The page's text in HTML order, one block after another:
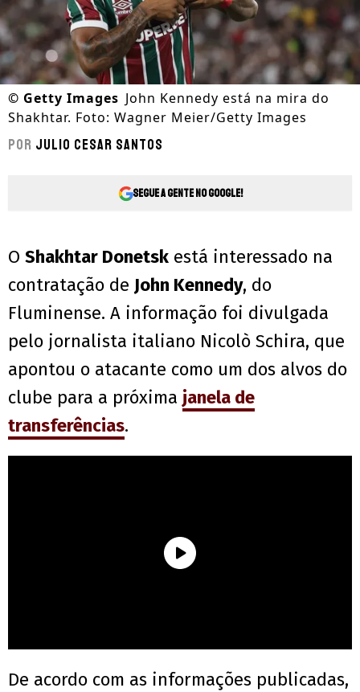
© Getty Images John Kennedy está na mira do
Shakhtar. Foto: Wagner Meier/Getty Images
Por Julio Cesar Santos
Segue a gente no Google!
O Shakhtar Donetsk está interessado na
contratação de John Kennedy, do
Fluminense. A informação foi divulgada
pelo jornalista italiano Nicolò Schira, que
apontou o atacante como um dos alvos do
clube para a próxima janela de
transferências.
De acordo com as informações publicadas,